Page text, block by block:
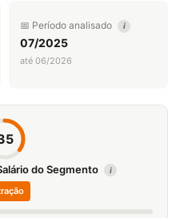
📅 Período analisado i
07/2025
até 06/2026
do Segmento i